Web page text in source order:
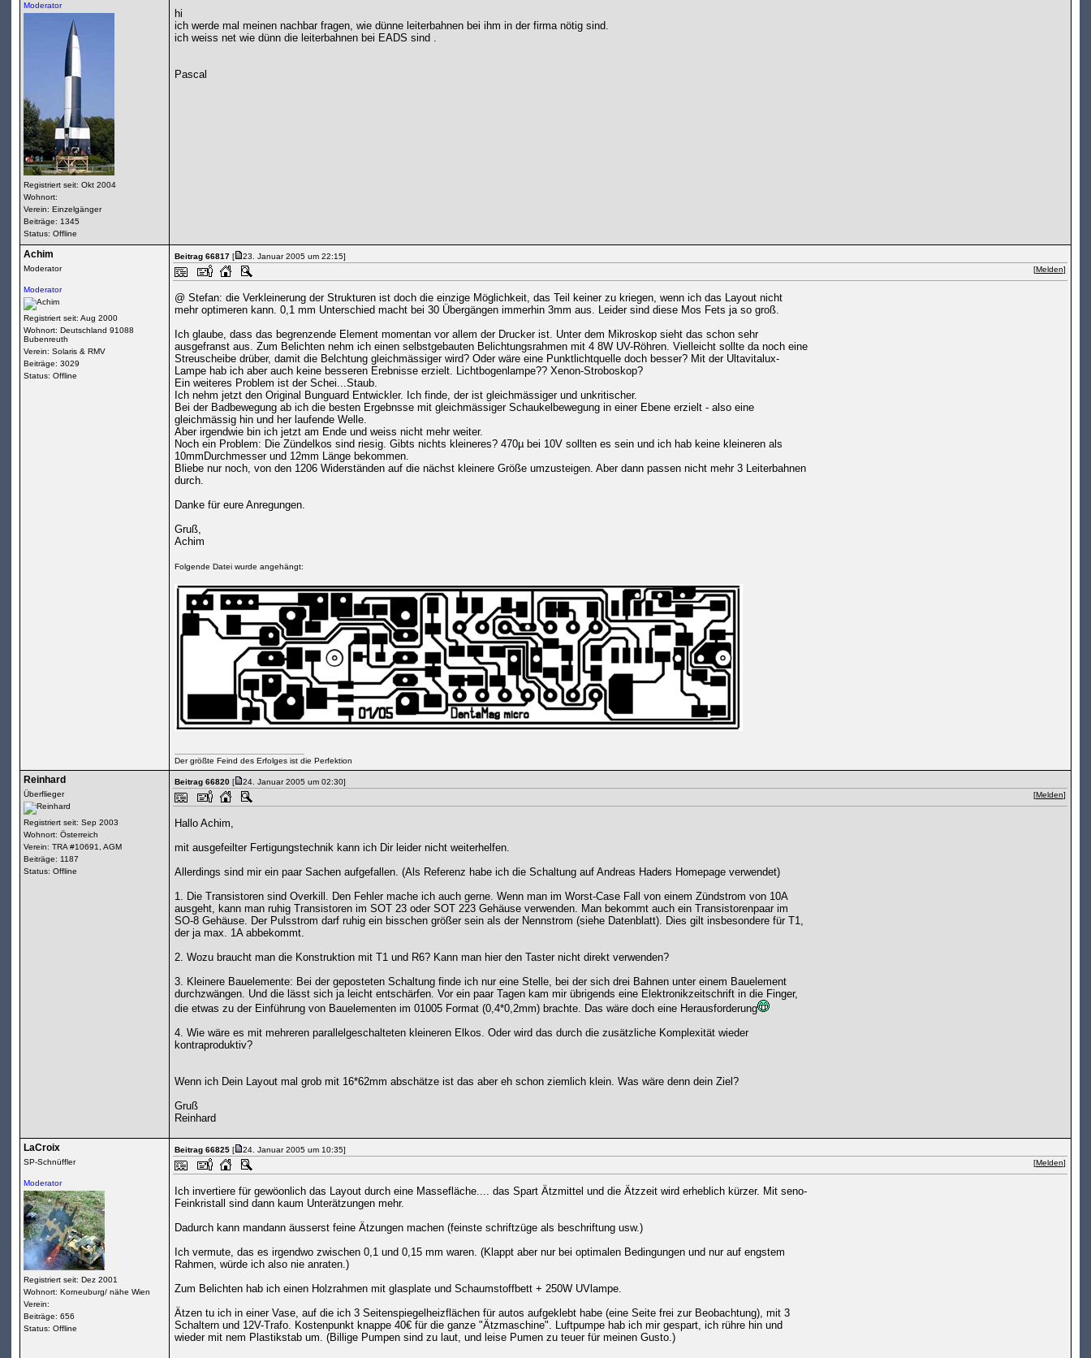
Moderator
Registriert seit: Okt 2004
Wohnort:
Verein: Einzelgänger
Beiträge: 1345
Status: Offline
hi
ich werde mal meinen nachbar fragen, wie dünne leiterbahnen bei ihm in der firma nötig sind.
ich weiss net wie dünn die leiterbahnen bei EADS sind .
Pascal
Achim
Moderator
Moderator
Registriert seit: Aug 2000
Wohnort: Deutschland 91088
Bubenreuth
Verein: Solaris & RMV
Beiträge: 3029
Status: Offline
Beitrag 66817[
23. Januar 2005 um 22:15]
[Melden]
@ Stefan: die Verkleinerung der Strukturen ist doch die einzige Möglichkeit, das Teil keiner zu kriegen, wenn ich das Layout nicht
mehr optimeren kann. 0,1 mm Unterschied macht bei 30 Übergängen immerhin 3mm aus. Leider sind diese Mos Fets ja so groß.
Ich glaube, dass das begrenzende Element momentan vor allem der Drucker ist. Unter dem Mikroskop sieht das schon sehr
ausgefranst aus. Zum Belichten nehm ich einen selbstgebauten Belichtungsrahmen mit 4 8W UV-Röhren. Vielleicht sollte da noch eine
Streuscheibe drüber, damit die Belchtung gleichmässiger wird? Oder wäre eine Punktlichtquelle doch besser? Mit der Ultavitalux-
Lampe hab ich aber auch keine besseren Erebnisse erzielt. Lichtbogenlampe?? Xenon-Stroboskop?
Ein weiteres Problem ist der Schei...Staub.
Ich nehm jetzt den Original Bunguard Entwickler. Ich finde, der ist gleichmässiger und unkritischer.
Bei der Badbewegung ab ich die besten Ergebnsse mit gleichmässiger Schaukelbewegung in einer Ebene erzielt - also eine
gleichmässig hin und her laufende Welle.
Aber irgendwie bin ich jetzt am Ende und weiss nicht mehr weiter.
Noch ein Problem: Die Zündelkos sind riesig. Gibts nichts kleineres? 470µ bei 10V sollten es sein und ich hab keine kleineren als
10mmDurchmesser und 12mm Länge bekommen.
Bliebe nur noch, von den 1206 Widerständen auf die nächst kleinere Größe umzusteigen. Aber dann passen nicht mehr 3 Leiterbahnen
durch.
Danke für eure Anregungen.
Gruß,
Achim
Folgende Datei wurde angehängt:
Der größte Feind des Erfolges ist die Perfektion
Reinhard
Überflieger
Registriert seit: Sep 2003
Wohnort: Österreich
Verein: TRA #10691, AGM
Beiträge: 1187
Status: Offline
Beitrag 66820[
24. Januar 2005 um 02:30]
[Melden]
Hallo Achim,
mit ausgefeilter Fertigungstechnik kann ich Dir leider nicht weiterhelfen.
Allerdings sind mir ein paar Sachen aufgefallen. (Als Referenz habe ich die Schaltung auf Andreas Haders Homepage verwendet)
1. Die Transistoren sind Overkill. Den Fehler mache ich auch gerne. Wenn man im Worst-Case Fall von einem Zündstrom von 10A
ausgeht, kann man ruhig Transistoren im SOT 23 oder SOT 223 Gehäuse verwenden. Man bekommt auch ein Transistorenpaar im
SO-8 Gehäuse. Der Pulsstrom darf ruhig ein bisschen größer sein als der Nennstrom (siehe Datenblatt). Dies gilt insbesondere für T1,
der ja max. 1A abbekommt.
2. Wozu braucht man die Konstruktion mit T1 und R6? Kann man hier den Taster nicht direkt verwenden?
3. Kleinere Bauelemente: Bei der geposteten Schaltung finde ich nur eine Stelle, bei der sich drei Bahnen unter einem Bauelement
durchzwängen. Und die lässt sich ja leicht entschärfen. Vor ein paar Tagen kam mir übrigends eine Elektronikzeitschrift in die Finger,
die etwas zu der Einführung von Bauelementen im 01005 Format (0,4*0,2mm) brachte. Das wäre doch eine Herausforderung
4. Wie wäre es mit mehreren parallelgeschalteten kleineren Elkos. Oder wird das durch die zusätzliche Komplexität wieder
kontraproduktiv?
Wenn ich Dein Layout mal grob mit 16*62mm abschätze ist das aber eh schon ziemlich klein. Was wäre denn dein Ziel?
Gruß
Reinhard
LaCroix
SP-Schnüffler
Moderator
Registriert seit: Dez 2001
Wohnort: Korneuburg/ nähe Wien
Verein:
Beiträge: 656
Status: Offline
Beitrag 66825[
24. Januar 2005 um 10:35]
[Melden]
Ich invertiere für gewöonlich das Layout durch eine Massefläche.... das Spart Ätzmittel und die Ätzzeit wird erheblich kürzer. Mit seno-
Feinkristall sind dann kaum Unterätzungen mehr.
Dadurch kann mandann äusserst feine Ätzungen machen (feinste schriftzüge als beschriftung usw.)
Ich vermute, das es irgendwo zwischen 0,1 und 0,15 mm waren. (Klappt aber nur bei optimalen Bedingungen und nur auf engstem
Rahmen, würde ich also nie anraten.)
Zum Belichten hab ich einen Holzrahmen mit glasplate und Schaumstoffbett + 250W UVlampe.
Ätzen tu ich in einer Vase, auf die ich 3 Seitenspiegelheizflächen für autos aufgeklebt habe (eine Seite frei zur Beobachtung), mit 3
Schaltern und 12V-Trafo. Kostenpunkt knappe 40€ für die ganze "Ätzmaschine". Luftpumpe hab ich mir gespart, ich rühre hin und
wieder mit nem Plastikstab um. (Billige Pumpen sind zu laut, und leise Pumen zu teuer für meinen Gusto.)